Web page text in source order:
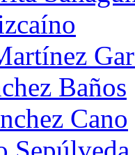
Baños
Cano